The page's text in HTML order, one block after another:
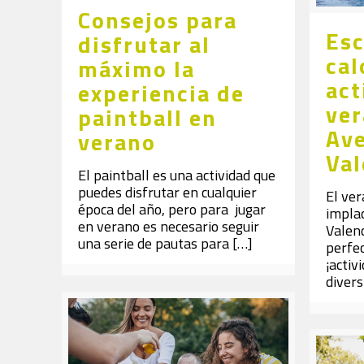
Consejos para
disfrutar al
máximo la
experiencia de
paintball en
verano
El paintball es una actividad que
puedes disfrutar en cualquier
época del año, pero para jugar
en verano es necesario seguir
una serie de pautas para[…]
El